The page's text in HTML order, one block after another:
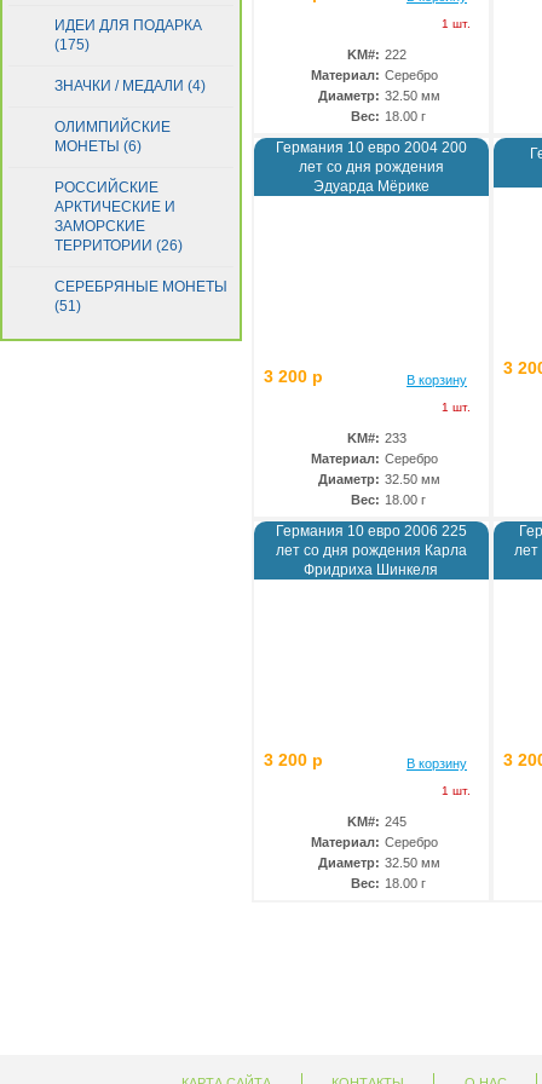
ИДЕИ ДЛЯ ПОДАРКА
(175)
ЗНАЧКИ / МЕДАЛИ (4)
ОЛИМПИЙСКИЕ
МОНЕТЫ (6)
РОССИЙСКИЕ
АРКТИЧЕСКИЕ И
ЗАМОРСКИЕ
ТЕРРИТОРИИ (26)
СЕРЕБРЯНЫЕ МОНЕТЫ
(51)
1 шт.
KM#: 222
Материал: Серебро
Диаметр: 32.50 мм
Вес: 18.00 г
Германия 10 евро 2004 200
лет со дня рождения
Эдуарда Мёрике
3 200 р В корзину
1 шт.
KM#: 233
Материал: Серебро
Диаметр: 32.50 мм
Вес: 18.00 г
3
Германия 10 евро 2006 225
лет со дня рождения Карла
Фридриха Шинкеля
3 200 р В корзину
1 шт.
KM#: 245
Материал: Серебро
Диаметр: 32.50 мм
Вес: 18.00 г
3